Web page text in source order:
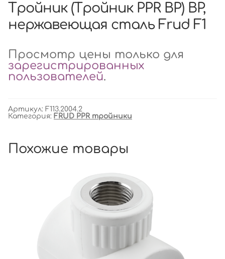
Тройник (Тройник PPR ВР) ВР,
нержавеющая сталь Frud F1
Просмотр цены только для
зарегистрированных
пользователей.
Артикул: F113.2004.2
Категория: FRUD PPR тройники
Похожие товары